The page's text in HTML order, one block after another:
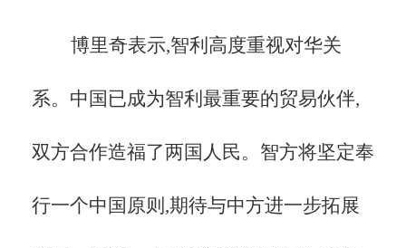
博里奇表示,智利高度重视对华关
系。中国已成为智利最重要的贸易伙伴,
双方合作造福了两国人民。智方将坚定奉
行一个中国原则,期待与中方进一步拓展